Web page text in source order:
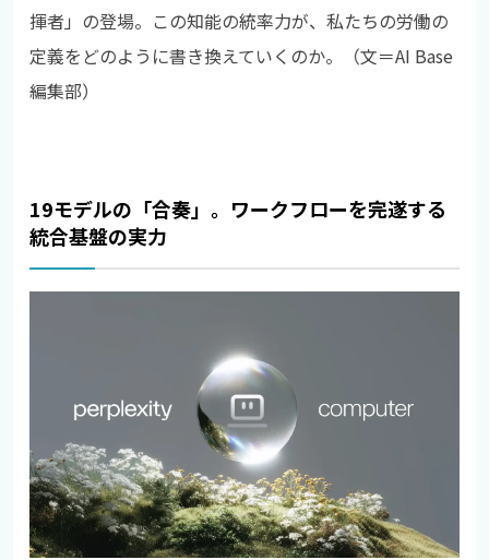
揮者」の登場。この知能の統率力が、私たちの労働の
定義をどのように書き換えていくのか。（文＝AI Base
編集部）
19モデルの「合奏」。ワークフローを完遂する
統合基盤の実力